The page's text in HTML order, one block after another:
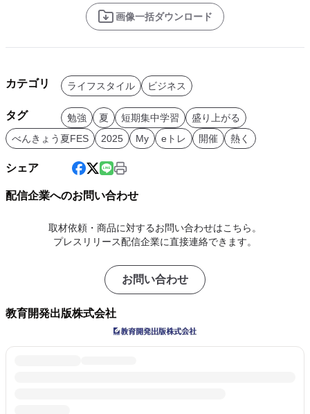
画像一括ダウンロード
カテゴリ ライフスタイル ビジネス
タグ 勉強 夏 短期集中学習
盛り上がる
べんきょう夏FES
2025 My eトレ 開催 熱く
シェア
配信企業へのお問い合わせ
取材依頼・商品に対するお問い合わせはこちら。
プレスリリース配信企業に直接連絡できます。
お問い合わせ
教育開発出版株式会社